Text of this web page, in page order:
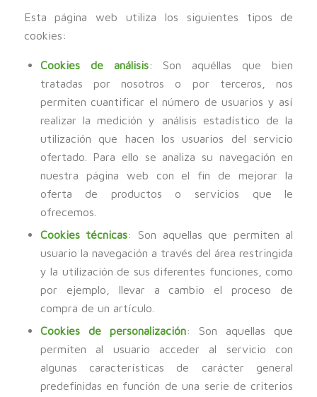
Esta página web utiliza los siguientes tipos de
cookies:
Cookies de análisis: Son aquéllas que bien
tratadas por nosotros o por terceros, nos
permiten cuantificar el número de usuarios y así
realizar la medición y análisis estadístico de la
utilización que hacen los usuarios del servicio
ofertado. Para ello se analiza su navegación en
nuestra página web con el fin de mejorar la
oferta de productos o servicios que le
ofrecemos.
Cookies técnicas: Son aquellas que permiten al
usuario la navegación a través del área restringida
y la utilización de sus diferentes funciones, como
por ejemplo, llevar a cambio el proceso de
compra de un artículo.
Cookies de personalización: Son aquellas que
permiten al usuario acceder al servicio con
algunas características de carácter general
predefinidas en función de una serie de criterios